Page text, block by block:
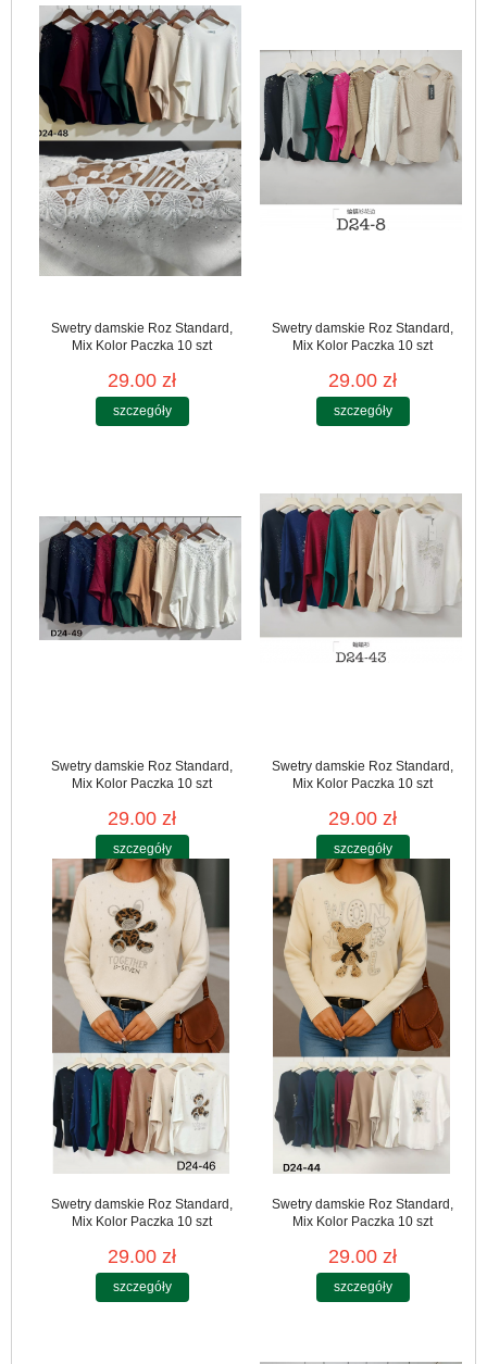
Swetry damskie Roz Standard,
Mix Kolor Paczka 10 szt
29.00 zł
szczegóły
Swetry damskie Roz Standard,
Mix Kolor Paczka 10 szt
29.00 zł
szczegóły
Swetry damskie Roz Standard,
Mix Kolor Paczka 10 szt
29.00 zł
szczegóły
Swetry damskie Roz Standard,
Mix Kolor Paczka 10 szt
29.00 zł
szczegóły
Swetry damskie Roz Standard,
Mix Kolor Paczka 10 szt
29.00 zł
szczegóły
Swetry damskie Roz Standard,
Mix Kolor Paczka 10 szt
29.00 zł
szczegóły